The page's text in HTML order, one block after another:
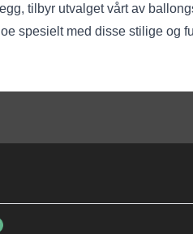
tilbyr utvalget vårt av
spesielt med disse stilige og